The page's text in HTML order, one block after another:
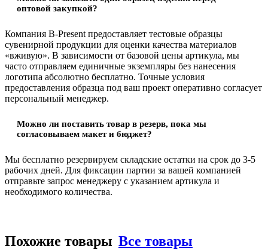
оптовой закупкой?
Компания B-Present предоставляет тестовые образцы
сувенирной продукции для оценки качества материалов
«вживую». В зависимости от базовой цены артикула, мы
часто отправляем единичные экземпляры без нанесения
логотипа абсолютно бесплатно. Точные условия
предоставления образца под ваш проект оперативно согласует
персональный менеджер.
Можно ли поставить товар в резерв, пока мы
согласовываем макет и бюджет?
Мы бесплатно резервируем складские остатки на срок до 3-5
рабочих дней. Для фиксации партии за вашей компанией
отправьте запрос менеджеру с указанием артикула и
необходимого количества.
Похожие товары Все товары